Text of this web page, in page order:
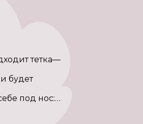
тетка—
будет
под нос:…